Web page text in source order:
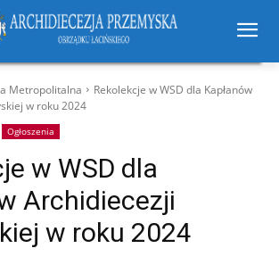
Metropolitalna
Rekolekcje w WSD dla Kapłanów
w roku 2024
Ogłoszenia
w WSD dla
Archidiecezji
w roku 2024